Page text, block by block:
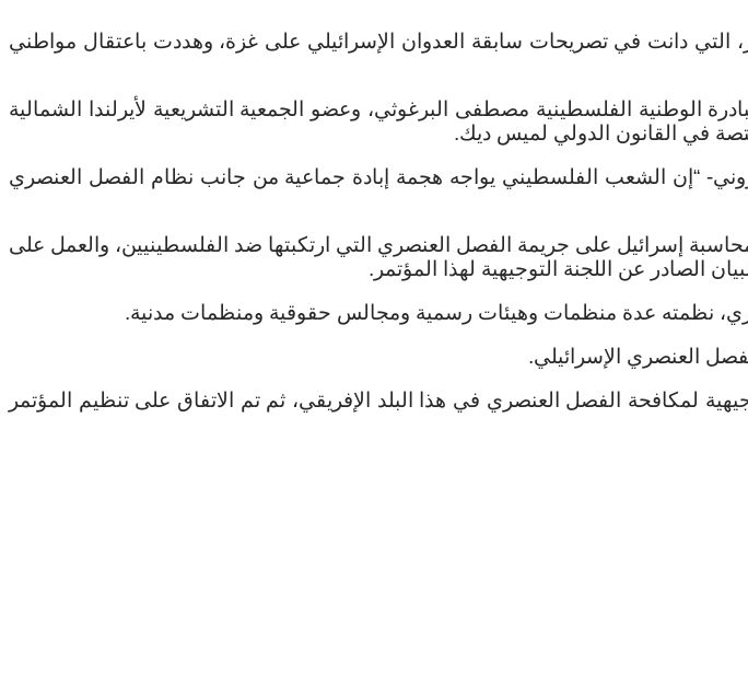
التي دانت في تصريحات سابقة العدوان الإسرائيلي على غزة، وهددت باعتقال مواطني
الوطنية الفلسطينية مصطفى البرغوثي، وعضو الجمعية التشريعية لأيرلندا الشمالية
في القانون الدولي لميس ديك.
“إن الشعب الفلسطيني يواجه هجمة إبادة جماعية من جانب نظام الفصل العنصري
إسرائيل على جريمة الفصل العنصري التي ارتكبتها ضد الفلسطينيين، والعمل على
الصادر عن اللجنة التوجيهية لهذا المؤتمر.
العنصري الإسرائيلي.
لمكافحة الفصل العنصري في هذا البلد الإفريقي، ثم تم الاتفاق على تنظيم المؤتمر